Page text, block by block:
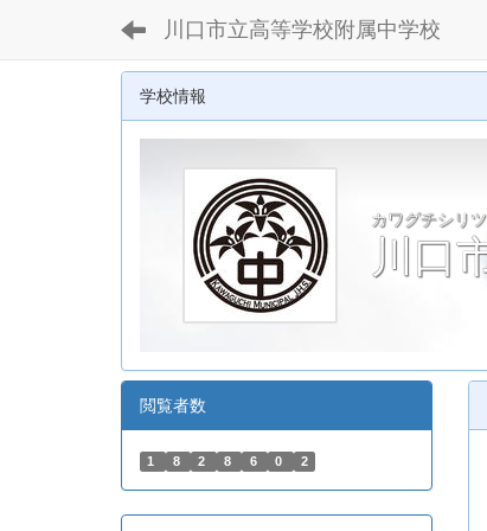
川口市立高等学校附属中学校
学校情報
カワグチシリ
川口
閲覧者数
1 8 2 8 6 0 2